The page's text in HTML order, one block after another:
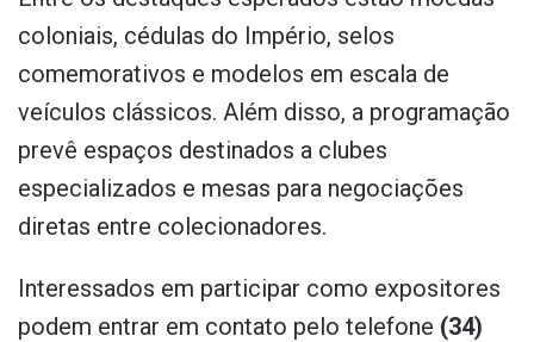
coloniais, cédulas do Império, selos
comemorativos e modelos em escala de
veículos clássicos. Além disso, a programação
prevê espaços destinados a clubes
especializados e mesas para negociações
diretas entre colecionadores.
Interessados em participar como expositores
podem entrar em contato pelo telefone (34)